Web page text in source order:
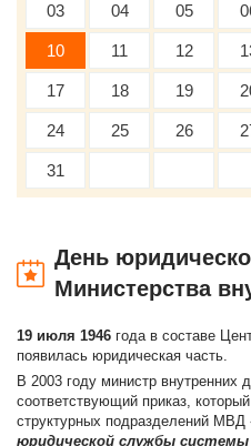
03 04 05
10 11 12
17 18 19
24 25 26
31
День
Министерства
19 июля 1946 года в составе
появилась юридическая часть.
В 2003 году министр внутренних
соответствующий приказ,
структурных подразделений
юридической службы